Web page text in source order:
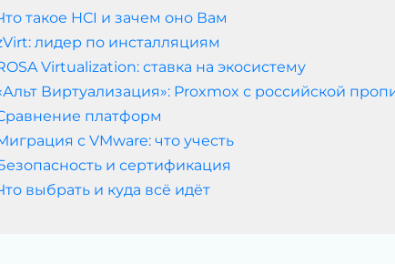
такое HCI и зачем оно Вам
лидер по инсталляциям
Virtualization: ставка на экосистему
Виртуализация»: Proxmox с российской
платформ
с VMware: что учесть
и сертификация
выбрать и куда всё идёт